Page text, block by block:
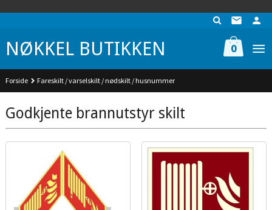
NØKKEL BUTIKKEN 0
Forside Fareskilt / varselskilt / nødskilt / husnummer
Godkjente brannutstyr skilt